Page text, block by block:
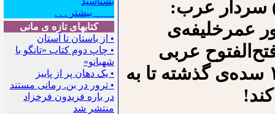
بیشتر . . .
کتابهای تازه ی مانی
• از باستان تا آستان
• چاپ دوم کتاب «تانگو با
شهبانو»
• یک دهان پر از پاییز
• ترور در بن. رمانی مستند
در باره فریدون فرخزاد
منتشر شد
سردار عرب:
عمرخلیفه‌ی
عربی
علیه ایرانیان کرد و ایران بزانو درآمد از ۱۴ سده‌ی گذشته تا به